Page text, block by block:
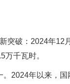
突破：2024年
千瓦时。
2024年以来，国